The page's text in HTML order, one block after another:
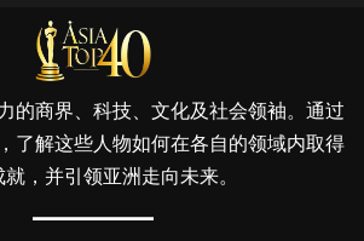
的商界、科技、文化及社会领袖。通过
了解这些人物如何在各自的领域内取得
，并引领亚洲走向未来。